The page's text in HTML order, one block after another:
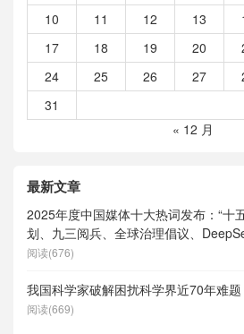
10
11 12 13
17
18 19 20
24
25 26 27
31
« 12 月
最新文章
2025年度中国媒体十大热词发布：“十
划、九三阅兵、全球治理倡议、
度求索）、人形机器人、苏超、票根经
阅读(676)
我国科学家破解困扰科学界近70年难题
阅读(669)